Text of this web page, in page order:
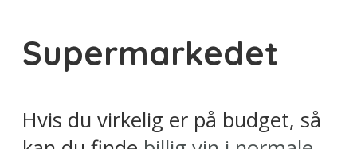
Supermarkedet
Hvis du virkelig er på budget, så